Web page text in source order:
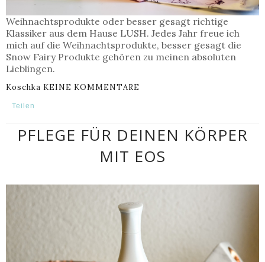
Weihnachtsprodukte oder besser gesagt richtige
Klassiker aus dem Hause LUSH. Jedes Jahr freue ich
mich auf die Weihnachtsprodukte, besser gesagt die
Snow Fairy Produkte gehören zu meinen absoluten
Lieblingen.
Koschka KEINE KOMMENTARE
Teilen
PFLEGE FÜR DEINEN KÖRPER
MIT EOS